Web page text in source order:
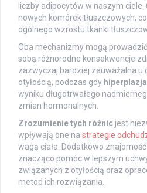
liczby adipocytów w naszym
nowych komórek tłuszczowych,
ogólnego wzrostu tkanki
Oba mechanizmy mogą
sobą różnorodne konsekwencje
zazwyczaj bardziej zauważalna u
otyłością, podczas gdy hiperplazja
wyniku długotrwałego
zmian hormonalnych.
Zrozumienie tych różnic jest
wpływają one na strategie
wagą ciała. Dodatkowo
znacząco pomóc w lepszym
związanych z otyłością oraz
metod ich rozwiązania.